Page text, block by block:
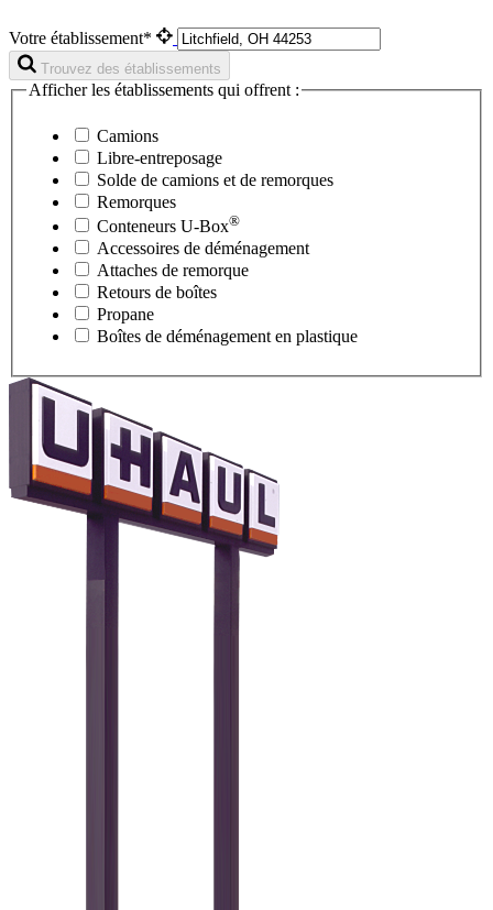
Votre établissement*
Trouvez des établissements
Afficher les établissements qui offrent :
Camions
Libre-entreposage
Solde de camions et de remorques
Remorques
Conteneurs U-Box®
Accessoires de déménagement
Attaches de remorque
Retours de boîtes
Propane
Boîtes de déménagement en plastique